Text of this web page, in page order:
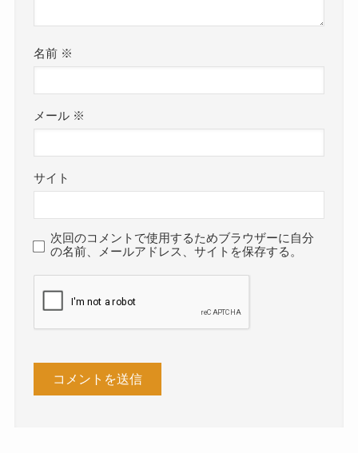
名前 ※
メール ※
サイト
次回のコメントで使用するためブラウザーに自分
の名前、メールアドレス、サイトを保存する。